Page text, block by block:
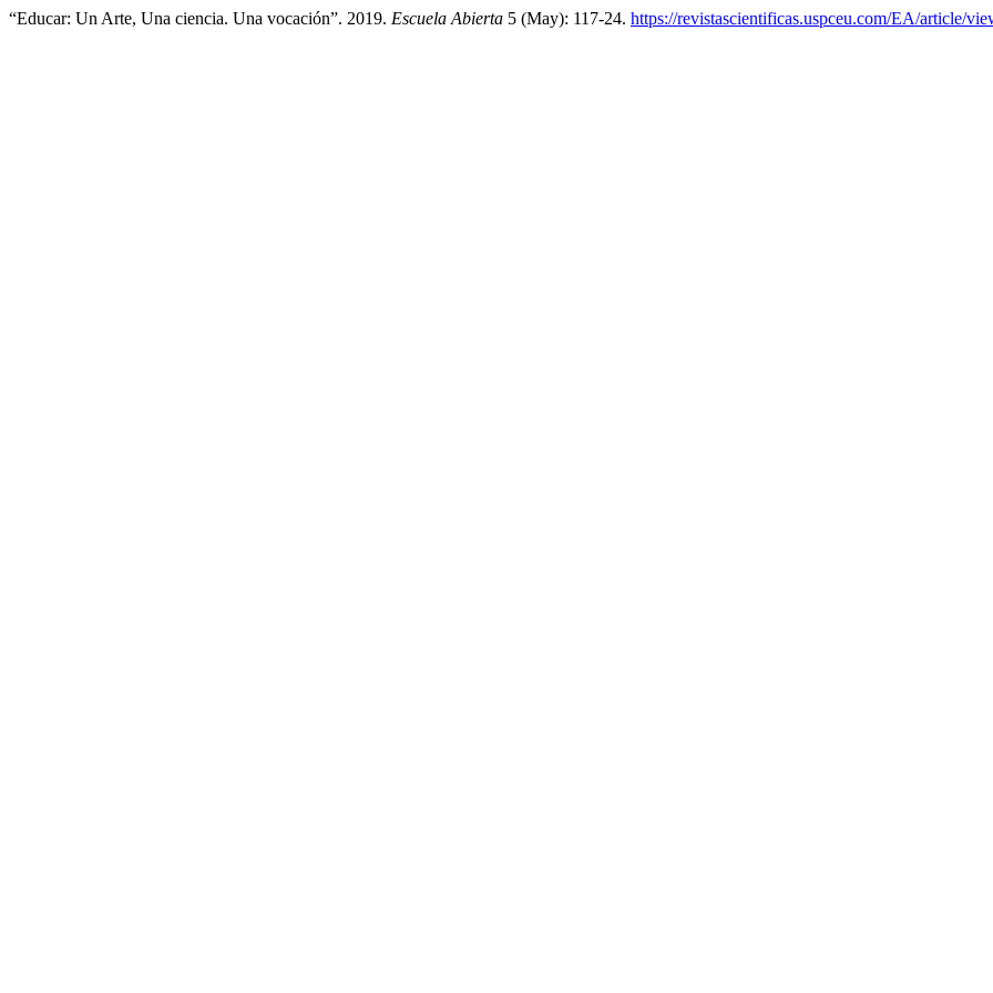
“Educar: Un Arte, Una ciencia. Una vocación”. 2019. Escuela Abierta 5 (May): 117-24. https://revistascientificas.uspceu.com/EA/article/